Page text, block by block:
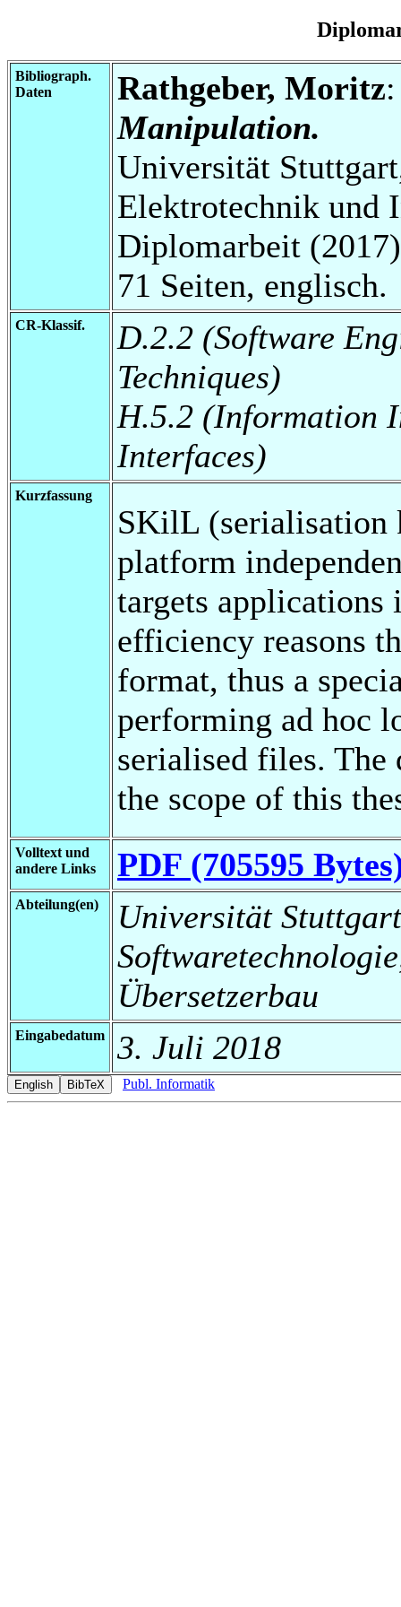
Bibliograph.
Daten
Rathgeber, Moritz
Manipulation.
Universität
Elektrotechnik und
Diplomarbeit
71 Seiten, englisch.
CR-Klassif.
D.2.2 (Software
Techniques)
H.5.2 (Information
Interfaces)
Kurzfassung
SKilL (serialisation
platform
targets applications
efficiency reasons
format, thus a
performing ad hoc
serialised files. The
the scope of this
Volltext und
andere Links
PDF (705595
Abteilung(en)
Universität
Übersetzerbau
Eingabedatum 3. Juli 2018
Publ. Informatik